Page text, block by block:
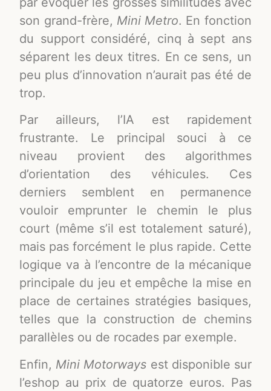
son grand-frère, Mini Metro. En fonction
du support considéré, cinq à sept ans
séparent les deux titres. En ce sens, un
peu plus d’innovation n’aurait pas été de
trop.
Par ailleurs, l’IA est rapidement
frustrante. Le principal souci à ce
niveau provient des algorithmes
d’orientation des véhicules. Ces
derniers semblent en permanence
vouloir emprunter le chemin le plus
court (même s’il est totalement saturé),
mais pas forcément le plus rapide. Cette
logique va à l’encontre de la mécanique
principale du jeu et empêche la mise en
place de certaines stratégies basiques,
telles que la construction de chemins
parallèles ou de rocades par exemple.
Enfin, Mini Motorways est disponible sur
l’eshop au prix de quatorze euros. Pas